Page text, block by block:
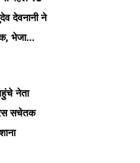
देवनानी ने
भेजा
नेता
सचेतक